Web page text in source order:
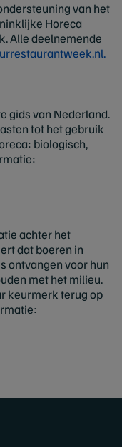
van het
Horeca
Alle deelnemende
gids van Nederland.
tot het gebruik
biologisch,
achter het
dat boeren in
ontvangen voor hun
met het milieu.
keurmerk terug op